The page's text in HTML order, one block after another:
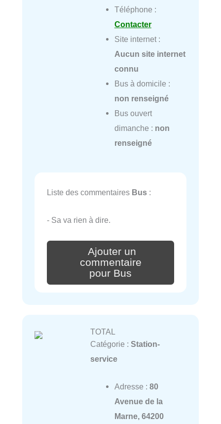
Téléphone :
Contacter
Site internet :
Aucun site internet
connu
Bus à domicile :
non renseigné
Bus ouvert
dimanche : non
renseigné
Liste des commentaires Bus :
- Sa va rien à dire.
Ajouter un
commentaire
pour Bus
TOTAL
Catégorie : Station-
service
Adresse : 80
Avenue de la
Marne, 64200